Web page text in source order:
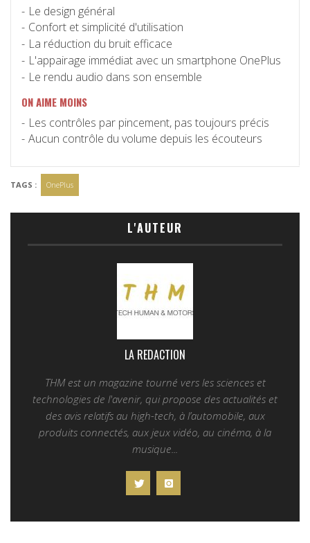
Le design général
Confort et simplicité d'utilisation
La réduction du bruit efficace
L'appairage immédiat avec un smartphone OnePlus
Le rendu audio dans son ensemble
ON AIME MOINS
Les contrôles par pincement, pas toujours précis
Aucun contrôle du volume depuis les écouteurs
TAGS : OnePlus
L'AUTEUR
LA REDACTION
THM est un magazine tourné vers les sciences et
technologies de l'avenir, qui propose des actualités et
des avis relatifs au high-tech, à l’automobile, aux
produits connectés, aux jeux vidéo, au cinéma, à la
musique...